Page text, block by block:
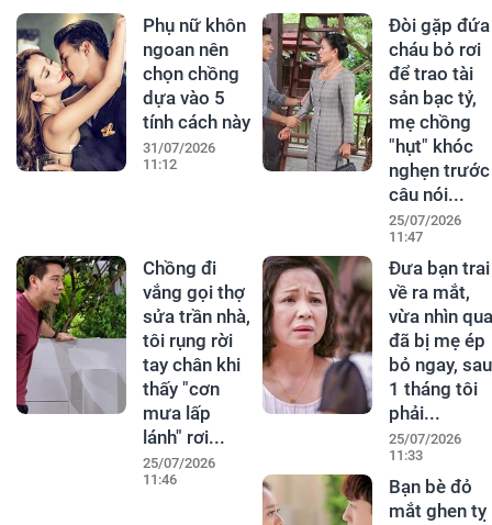
Phụ nữ khôn
ngoan nên
chọn chồng
dựa vào 5
tính cách này
31/07/2026
11:12
Đòi gặp đứa
cháu bỏ rơi
để trao tài
sản bạc tỷ,
mẹ chồng
"hụt" khóc
nghẹn trước
câu nói...
25/07/2026
11:47
Chồng đi
vắng gọi thợ
sửa trần nhà,
tôi rụng rời
tay chân khi
thấy "cơn
mưa lấp
lánh" rơi...
25/07/2026
11:46
Đưa bạn trai
về ra mắt,
vừa nhìn qua
đã bị mẹ ép
bỏ ngay, sau
1 tháng tôi
phải...
25/07/2026
11:33
Bạn bè đỏ
mắt ghen tỵ